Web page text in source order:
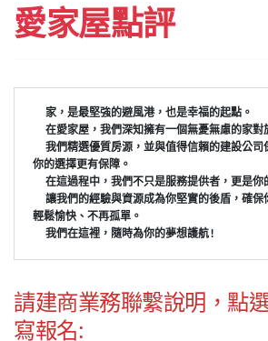
愛家屋點評
家，是最堅強的避風港，也是幸福的起點。
在愛家屋，我們深知擁有一個無憂無慮的家
你的選擇更有保障。
在這過程中，我們不只是服務提供者，更是
輕鬆愉快、不再孤單。
  我們在這裡，隨時為你的夢想護航!
請建商業務聯繫說明，點
寫報名: